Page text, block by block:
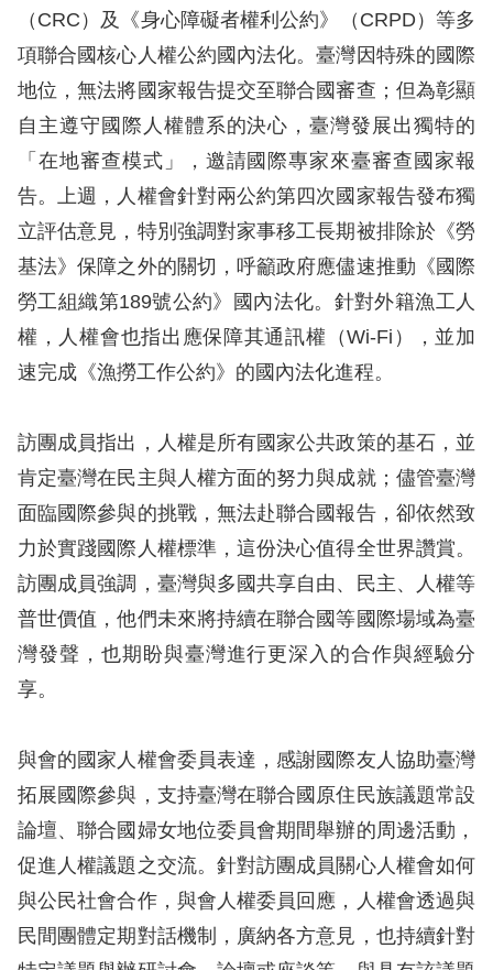
核
心
人
權
公
約
陳
情
申
訴
人
料
庫
無
障
快
捷
選
擇
語
（CRC）及《身心障礙者權利公約》（CRPD）等多
項聯合國核心人權公約國內法化。臺灣因特殊的國際
地位，無法將國家報告提交至聯合國審查；但為彰顯
自主遵守國際人權體系的決心，臺灣發展出獨特的
「在地審查模式」，邀請國際專家來臺審查國家報
告。上週，人權會針對兩公約第四次國家報告發布獨
立評估意見，特別強調對家事移工長期被排除於《勞
基法》保障之外的關切，呼籲政府應儘速推動《國際
勞工組織第189號公約》國內法化。針對外籍漁工人
權，人權會也指出應保障其通訊權（Wi-Fi），並加
速完成《漁撈工作公約》的國內法化進程。
訪團成員指出，人權是所有國家公共政策的基石，並
肯定臺灣在民主與人權方面的努力與成就；儘管臺灣
面臨國際參與的挑戰，無法赴聯合國報告，卻依然致
力於實踐國際人權標準，這份決心值得全世界讚賞。
訪團成員強調，臺灣與多國共享自由、民主、人權等
普世價值，他們未來將持續在聯合國等國際場域為臺
灣發聲，也期盼與臺灣進行更深入的合作與經驗分
享。
與會的國家人權會委員表達，感謝國際友人協助臺灣
拓展國際參與，支持臺灣在聯合國原住民族議題常設
論壇、聯合國婦女地位委員會期間舉辦的周邊活動，
促進人權議題之交流。針對訪團成員關心人權會如何
與公民社會合作，與會人權委員回應，人權會透過與
民間團體定期對話機制，廣納各方意見，也持續針對